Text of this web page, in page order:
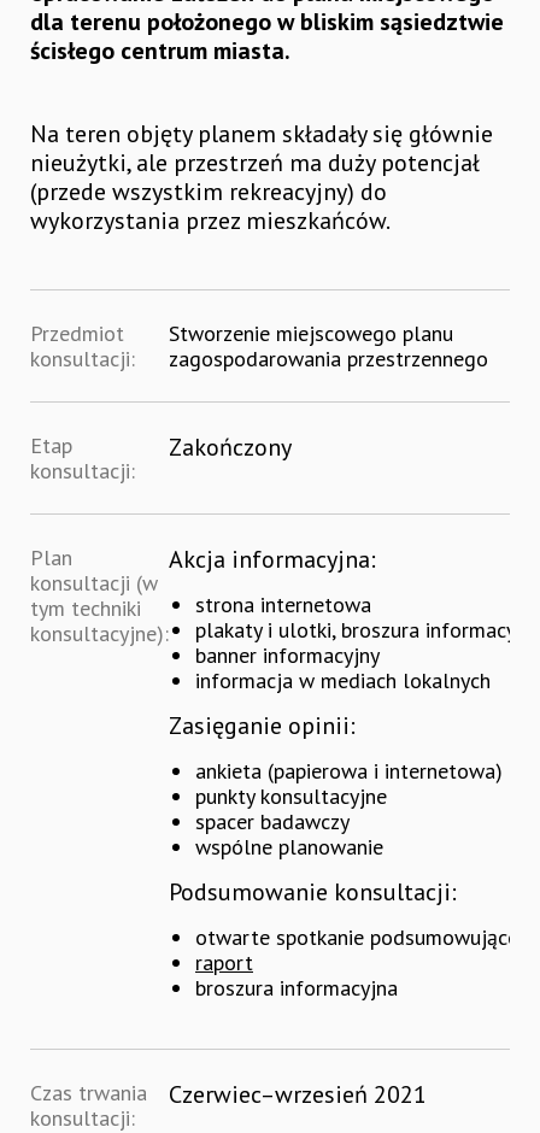
dla terenu położonego w bliskim sąsiedztwie
ścisłego centrum miasta.
Na teren objęty planem składały się głównie
nieużytki, ale przestrzeń ma duży potencjał
(przede wszystkim rekreacyjny) do
wykorzystania przez mieszkańców.
Przedmiot
konsultacji:
Stworzenie miejscowego planu
zagospodarowania przestrzennego
Etap
konsultacji:
Zakończony
Plan
konsultacji (w
tym techniki
konsultacyjne):
Akcja informacyjna:
strona internetowa
plakaty i ulotki, broszura
banner informacyjny
informacja w mediach lokalnych
Zasięganie opinii:
ankieta (papierowa i internetowa)
punkty konsultacyjne
spacer badawczy
wspólne planowanie
Podsumowanie konsultacji:
otwarte spotkanie podsumowujące
raport
broszura informacyjna
Czas trwania
konsultacji:
Czerwiec–wrzesień 2021